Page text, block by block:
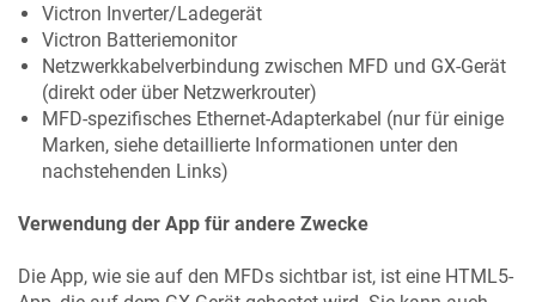
Victron Inverter/Ladegerät
Victron Batteriemonitor
Netzwerkkabelverbindung zwischen MFD und GX-Gerät
(direkt oder über Netzwerkrouter)
MFD-spezifisches Ethernet-Adapterkabel (nur für einige
Marken, siehe detaillierte Informationen unter den
nachstehenden Links)
Verwendung der App für andere Zwecke
Die App, wie sie auf den MFDs sichtbar ist, ist eine HTML5-